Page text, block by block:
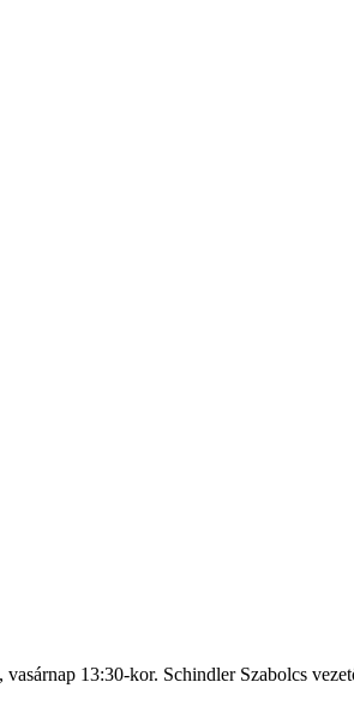
13:30-kor. Schindler Szabolcs